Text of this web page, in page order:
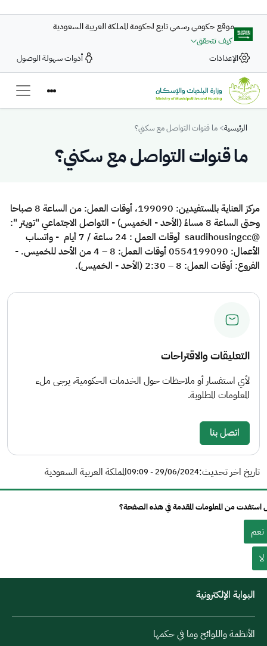
موقع حكومي رسمي تابع لحكومة المملكة العربية السعودية
كيف تتحقق
الإعدادات
أدوات سهولة الوصول
Breadcrumb
الرئيسية ما قنوات التواصل مع سكني؟
ما قنوات التواصل مع سكني؟
مركز العناية بالمستفيدين: 199090، أوقات العمل: من الساعة 8 صباحا
وحتى الساعة 8 مساءً (الأحد - الخميس) - التواصل الاجتماعي "تويتر
":
@saudihousingcc
أوقات العمل : 24 ساعة / 7 أيام - واتساب
الأعمال: 0554199090 أوقات العمل: 8 – 4 من الأحد للخميس. -
الفروع: أوقات العمل: 8 – 2:30 (الأحد - الخميس)
.
التعليقات والاقتراحات
لأي استفسار أو ملاحظات حول الخدمات الحكومية، يرجى ملء
المعلومات المطلوبة.
اتصل بنا
تاريخ اخر تحديث:29/06/2024 - 09:09 المملكة العربية السعودية
استفدت من المعلومات المقدمة في هذه الصفحة؟
نعم
لا
البوابة الإلكترونية
الأنظمة واللوائح وما في حكمها